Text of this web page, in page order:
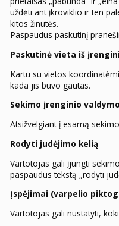
uždėti ant įkroviklio ir ten
kitos žinutės.
Paspaudus paskutinį
Paskutinė vieta iš
Kartu su vietos
kada jis buvo gautas.
Sekimo įrenginio
Atsižvelgiant į esamą
Rodyti judėjimo kelią
Vartotojas gali įjungti
paspaudus tekstą „rodyti
Įspėjimai (varpelio
Vartotojas gali nustatyti,